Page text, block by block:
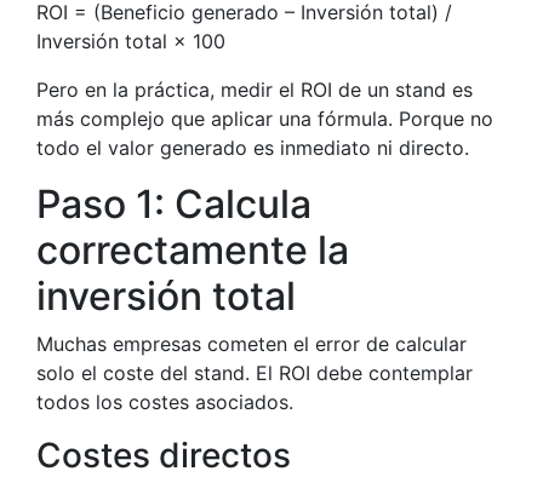
ROI = (Beneficio generado – Inversión total) /
Inversión total × 100
Pero en la práctica, medir el ROI de un stand es
más complejo que aplicar una fórmula. Porque no
todo el valor generado es inmediato ni directo.
Paso 1: Calcula
correctamente la
inversión total
Muchas empresas cometen el error de calcular
solo el coste del stand. El ROI debe contemplar
todos los costes asociados.
Costes directos